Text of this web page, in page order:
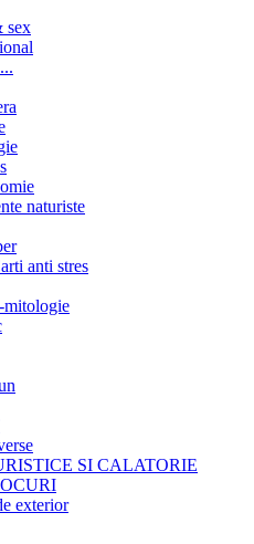
sex
naturiste
anti stres
mitologie
SI CALATORIE
exterior